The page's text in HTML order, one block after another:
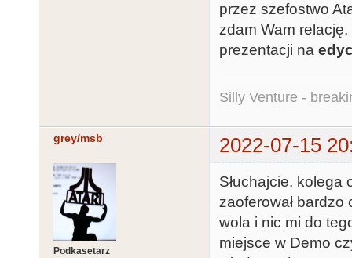
przez szefostwo
zdam Wam
prezentacji na
Silly Venture -
grey/msb 2022-07-15
Podkasetarz
Słuchajcie, kolega
zaoferował
wola i nic mi do
miejsce w Demo